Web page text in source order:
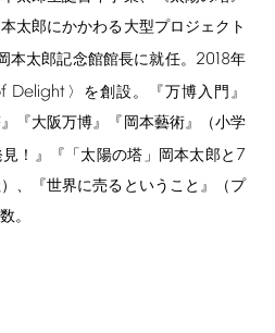
太郎にかかわる大型プロジェクト
本太郎記念館館長に就任。 2018年
Delight 〉を創設。『万博入門』
『大阪万博』『岡本藝術』（小学
！』『「太陽の塔」岡本太郎と 7
、『世界に売るということ』（プ
。